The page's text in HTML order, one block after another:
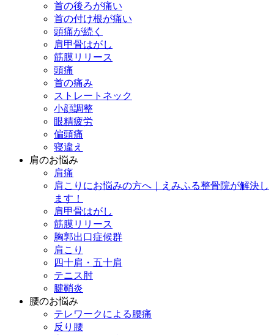
首の後ろが痛い
首の付け根が痛い
頭痛が続く
肩甲骨はがし
筋膜リリース
頭痛
首の痛み
ストレートネック
小顔調整
眼精疲労
偏頭痛
寝違え
肩のお悩み
肩痛
肩こりにお悩みの方へ｜えみふる整骨院が解決し
ます！
肩甲骨はがし
筋膜リリース
胸郭出口症候群
肩こり
四十肩・五十肩
テニス肘
腱鞘炎
腰のお悩み
テレワークによる腰痛
反り腰